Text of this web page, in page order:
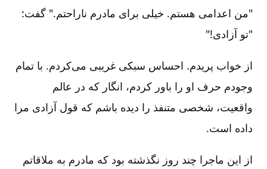
"من اعدامی هستم‌. خیلی برای مادرم ناراحتم‌." گفت‌:
"تو آزادی‌!"
از خواب پریدم‌. احساس سبکی غریبی می‌کردم‌. با تمام
وجودم حرف او را باور کردم‌، انگار که در عالم
واقعیت‌، شخصی متنفذ را دیده باشم که قول آزادی مرا
داده است‌.
از این ماجرا چند روز نگذشته بود که مادرم به ملاقاتم